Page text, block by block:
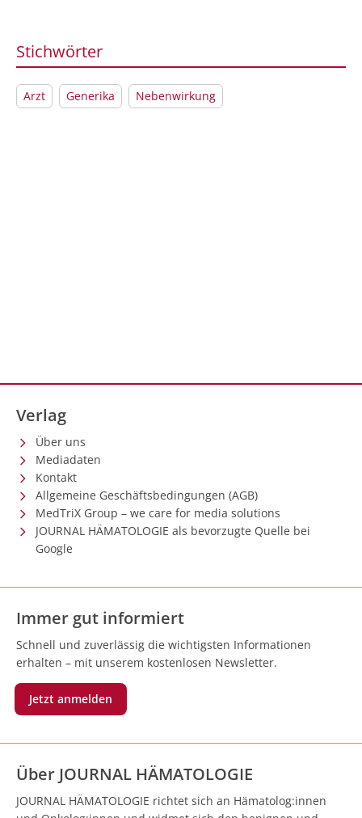
Stichwörter
Arzt Generika Nebenwirkung
Verlag
Über uns
Mediadaten
Kontakt
Allgemeine Geschäftsbedingungen (AGB)
MedTriX Group – we care for media solutions
JOURNAL HÄMATOLOGIE als bevorzugte Quelle bei
Google
Immer gut informiert
Schnell und zuverlässig die wichtigsten Informationen
erhalten – mit unserem kostenlosen Newsletter.
Jetzt anmelden
Über JOURNAL HÄMATOLOGIE
JOURNAL HÄMATOLOGIE richtet sich an Hämatolog:innen